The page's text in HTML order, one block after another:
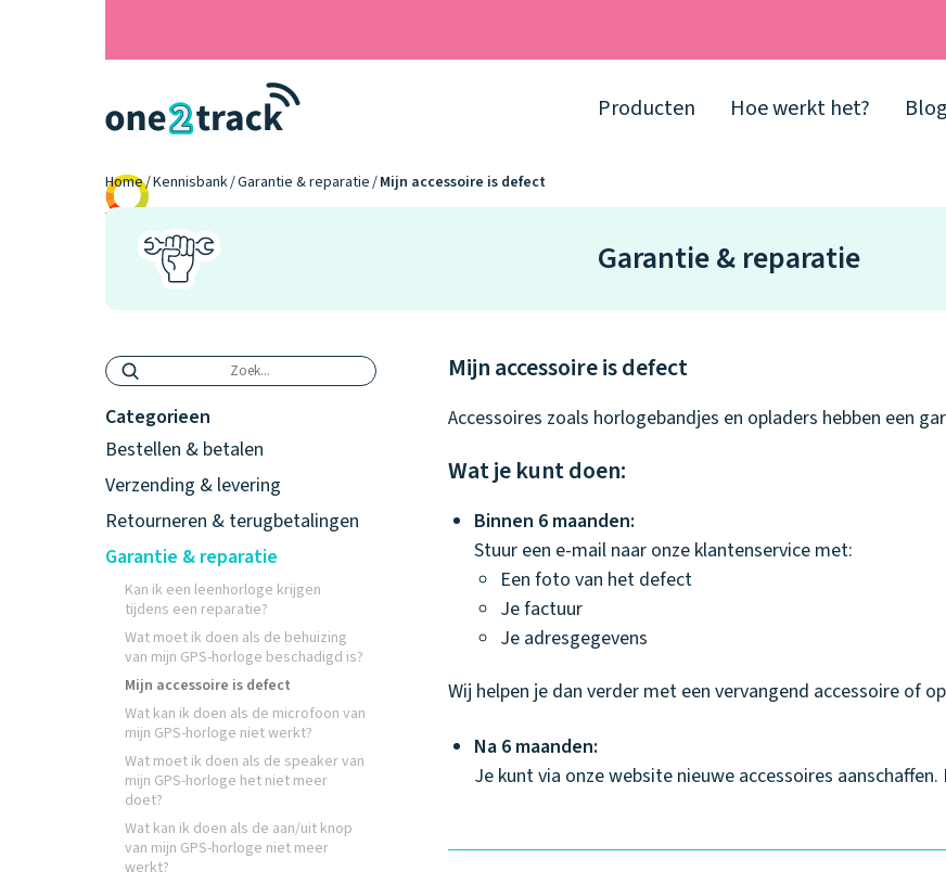
Producten Hoe werkt het?
Home Kennisbank Garantie & reparatie Mijn accessoire is defect
Garantie & reparatie
Categorieen
Bestellen & betalen
Verzending & levering
Retourneren & terugbetalingen
Garantie & reparatie
Kan ik een leenhorloge krijgen
tijdens een reparatie?
Wat moet ik doen als de behuizing
van mijn GPS-horloge beschadigd is?
Mijn accessoire is defect
Wat kan ik doen als de microfoon van
mijn GPS-horloge niet werkt?
Wat moet ik doen als de speaker van
mijn GPS-horloge het niet meer
doet?
Wat kan ik doen als de aan/uit knop
van mijn GPS-horloge niet meer
werkt?
Mijn accessoire is defect
Accessoires zoals horlogebandjes en opladers hebben een
Wat je kunt doen:
Binnen 6 maanden:
Stuur een e-mail naar onze klantenservice met:
Een foto van het defect
Je factuur
Je adresgegevens
Wij helpen je dan verder met een vervangend accessoire of
Na 6 maanden:
Je kunt via onze website nieuwe accessoires aanschaffen.